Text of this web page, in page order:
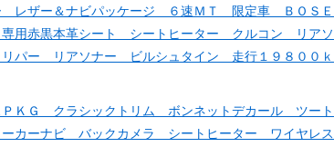
レザー＆ナビパッケージ ６速ＭＴ 限定車 ＢＯＳＥ
赤黒本革シート シートヒーター クルコン リアソ
パー リアソナー ビルシュタイン 走行１９８００ｋ
ＫＧ クラシックトリム ボンネットデカール ツート
ーナビ バックカメラ シートヒーター ワイヤレス